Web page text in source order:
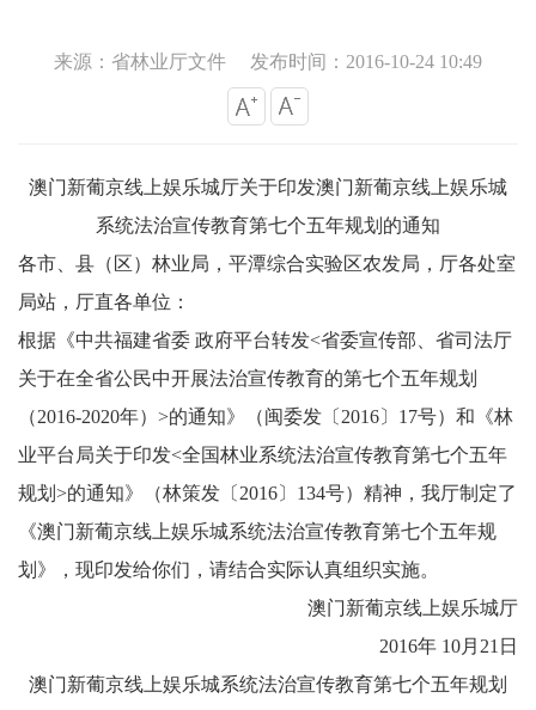
来源：省林业厅文件 发布时间：2016-10-24 10:49
澳门新葡京线上娱乐城厅关于印发澳门新葡京线上娱乐城
系统法治宣传教育第七个五年规划的通知
各市、县（区）林业局，平潭综合实验区农发局，厅各处室
局站，厅直各单位：
根据《中共福建省委 政府平台转发<省委宣传部、省司法厅
关于在全省公民中开展法治宣传教育的第七个五年规划
（2016-2020年）>的通知》（闽委发〔2016〕17号）和《林
业平台局关于印发<全国林业系统法治宣传教育第七个五年
规划>的通知》（林策发〔2016〕134号）精神，我厅制定了
《澳门新葡京线上娱乐城系统法治宣传教育第七个五年规
划》，现印发给你们，请结合实际认真组织实施。
澳门新葡京线上娱乐城厅
2016年 10月21日
澳门新葡京线上娱乐城系统法治宣传教育第七个五年规划